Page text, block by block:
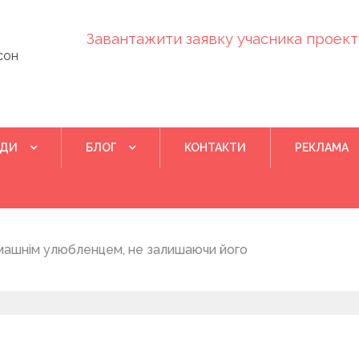
Завантажити заявку учасника
БЛОГ КОНТАКТИ РЕКЛАМА
улюбленцем, не залишаючи його